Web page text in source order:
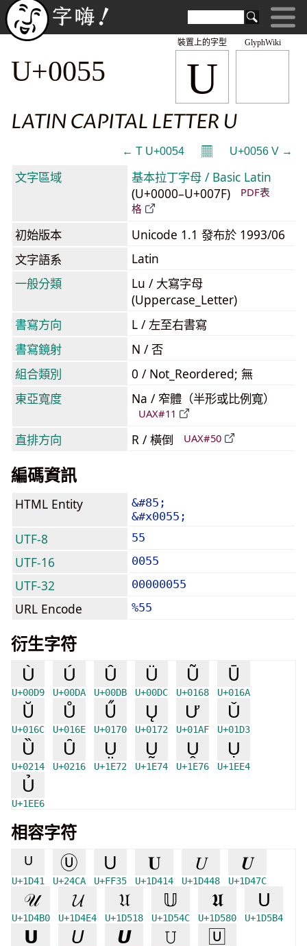
GlyphWiki
U
裝置上的字型
U+0055
LATIN CAPITAL LETTER U
← T U+0054 𝄜 U+0056 V →
文字區域
基本拉丁字母 / Basic Latin
(U+0000–U+007F)
PDF表
格
初始版本
Unicode 1.1 發布於 1993/06
文字語系
Latin
一般分類
Lu / 大寫字母
(Uppercase_Letter)
書寫方向
L / 左至右書寫
書寫鏡射
N / 否
組合類別
0 / Not_Reordered; 無
東亞寬度
Na / 窄體（半形或比例寬）
UAX#11
直排方向 R / 橫倒 UAX#50
編碼資訊
HTML Entity
&#85;
&#x0055;
UTF-8 55
UTF-16 0055
UTF-32 00000055
URL Encode %55
衍生字符
Ù
U+00D9
Ú
U+00DA
Û
U+00DB
Ü
U+00DC
Ũ
U+0168
Ū
U+016A
Ŭ
U+016C
Ů
U+016E
Ű
U+0170
Ų
U+0172
Ư
U+01AF
Ǔ
U+01D3
Ȕ
U+0214
Ȗ
U+0216
Ṳ
U+1E72
Ṵ
U+1E74
Ṷ
U+1E76
Ụ
U+1EE4
Ủ
U+1EE6
相容字符
ᵁ
U+1D41
Ⓤ
U+24CA
Ｕ
U+FF35
𝐔
U+1D414
𝑈
U+1D448
𝑼
U+1D47C
𝒰
U+1D4B0
𝓤
U+1D4E4
𝔘
U+1D518
𝕌
U+1D54C
𝖀
U+1D580
𝖴
U+1D5B4
𝗨 𝘜 𝙐 𝚄 🅄